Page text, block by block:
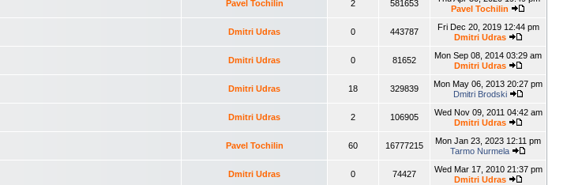
Pavel Tochilin 2 581653
Pavel Tochilin
Dmitri Udras 0 443787
Fri Dec 20, 2019 12:44 pm
Dmitri Udras
Dmitri Udras 0 81652
Mon Sep 08, 2014 03:29 am
Dmitri Udras
Dmitri Udras 18 329839
Mon May 06, 2013 20:27 pm
Dmitri Brodski
Dmitri Udras 2 106905
Wed Nov 09, 2011 04:42 am
Dmitri Udras
Pavel Tochilin 60 16777215
Mon Jan 23, 2023 12:11 pm
Tarmo Nurmela
Dmitri Udras 0 74427
Wed Mar 17, 2010 21:37 pm
Dmitri Udras